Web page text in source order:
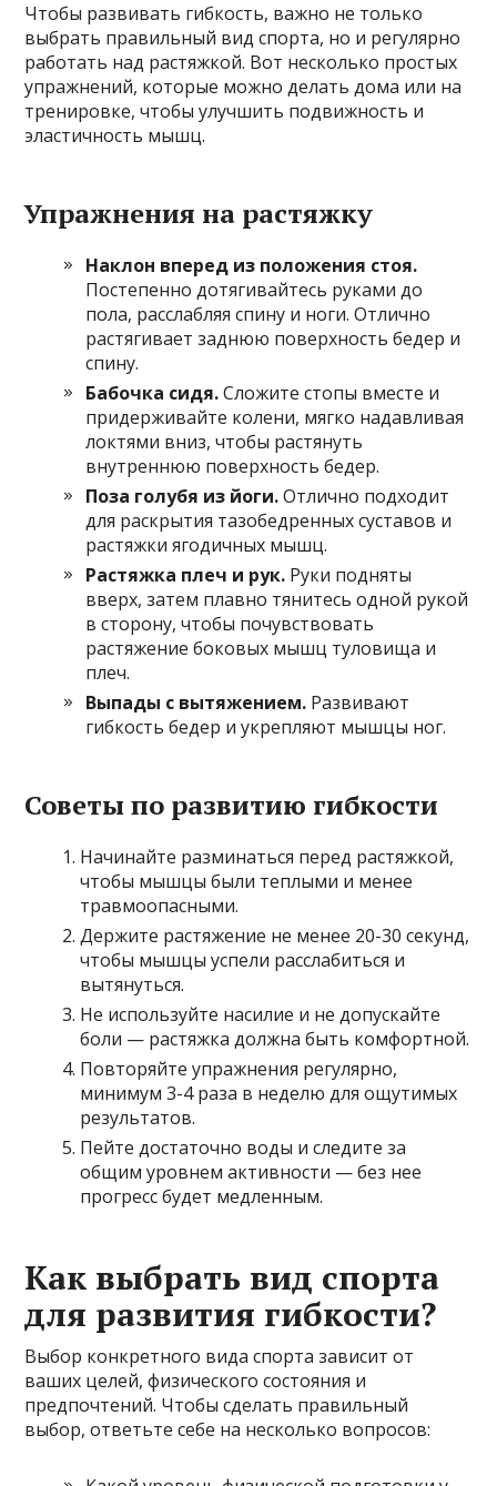
Чтобы развивать гибкость, важно не только
выбрать правильный вид спорта, но и регулярно
работать над растяжкой. Вот несколько простых
упражнений, которые можно делать дома или на
тренировке, чтобы улучшить подвижность и
эластичность мышц.
Упражнения на растяжку
Наклон вперед из положения стоя.
Постепенно дотягивайтесь руками до
пола, расслабляя спину и ноги. Отлично
растягивает заднюю поверхность бедер и
спину.
Бабочка сидя.Сложите стопы вместе и
придерживайте колени, мягко надавливая
локтями вниз, чтобы растянуть
внутреннюю поверхность бедер.
Поза голубя из йоги.Отлично подходит
для раскрытия тазобедренных суставов и
растяжки ягодичных мышц.
Растяжка плеч и рук. Руки подняты
вверх, затем плавно тянитесь одной рукой
в сторону, чтобы почувствовать
растяжение боковых мышц туловища и
плеч.
Выпады с вытяжением. Развивают
гибкость бедер и укрепляют мышцы ног.
Советы по развитию гибкости
Начинайте разминаться перед растяжкой,
чтобы мышцы были теплыми и менее
травмоопасными.
Держите растяжение не менее 20-30 секунд,
чтобы мышцы успели расслабиться и
вытянуться.
Не используйте насилие и не допускайте
боли — растяжка должна быть комфортной.
Повторяйте упражнения регулярно,
минимум 3-4 раза в неделю для ощутимых
результатов.
Пейте достаточно воды и следите за
общим уровнем активности — без нее
прогресс будет медленным.
Как выбрать вид спорта
для развития гибкости?
Выбор конкретного вида спорта зависит от
ваших целей, физического состояния и
предпочтений. Чтобы сделать правильный
выбор, ответьте себе на несколько вопросов: